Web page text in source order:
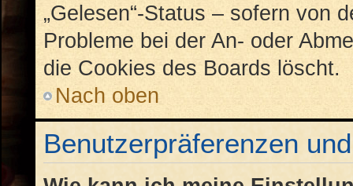
„Gelesen“-Status – sofern von
Probleme bei der An- oder
die Cookies des Boards löscht.
Nach oben
Benutzerpräferenzen